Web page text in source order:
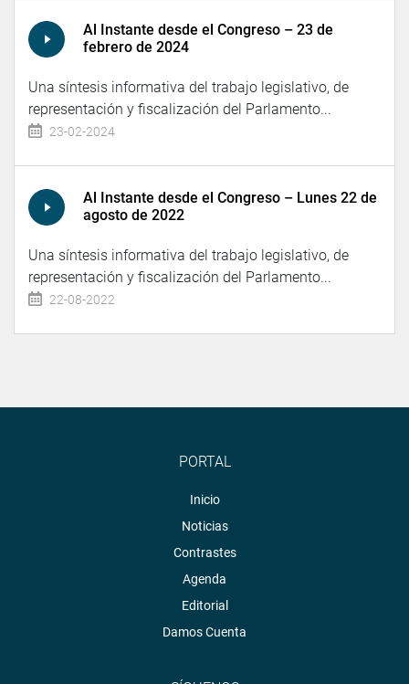
Al Instante desde el Congreso – 23 de
febrero de 2024
Una síntesis informativa del trabajo legislativo, de
representación y fiscalización del Parlamento...
23-02-2024
Al Instante desde el Congreso – Lunes 22 de
agosto de 2022
Una síntesis informativa del trabajo legislativo, de
representación y fiscalización del Parlamento...
22-08-2022
PORTAL
Inicio
Noticias
Contrastes
Agenda
Editorial
Damos Cuenta